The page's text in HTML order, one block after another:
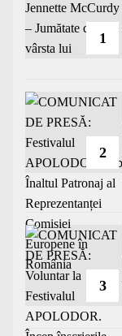
1
2
3